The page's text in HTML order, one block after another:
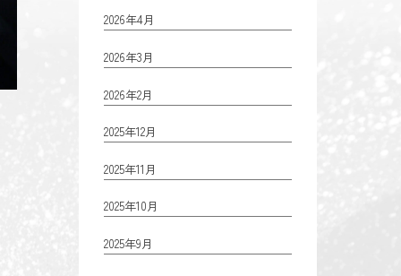
2026年4月
2026年3月
2026年2月
2025年12月
2025年11月
2025年10月
2025年9月